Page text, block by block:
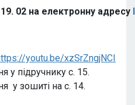
02 на електронну адресу
youtu.be/xzSrZngjNCI
у підручнику с. 15.
у зошиті на с. 14.